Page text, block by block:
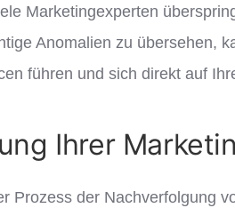
Marketingexperten
Anomalien zu übersehen,
führen und sich direkt auf
Ihrer
Prozess der Nachverfolgung